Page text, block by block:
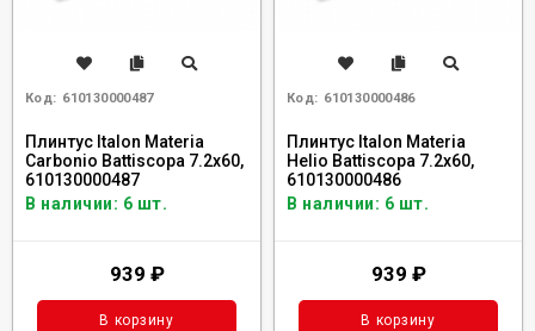
Код: 610130000487
Плинтус Italon Materia
Carbonio Battiscopa 7.2x60,
610130000487
В наличии: 6 шт.
939 ₽
В корзину
Код: 610130000486
Плинтус Italon Materia
Helio Battiscopa 7.2x60,
610130000486
В наличии: 6 шт.
939 ₽
В корзину